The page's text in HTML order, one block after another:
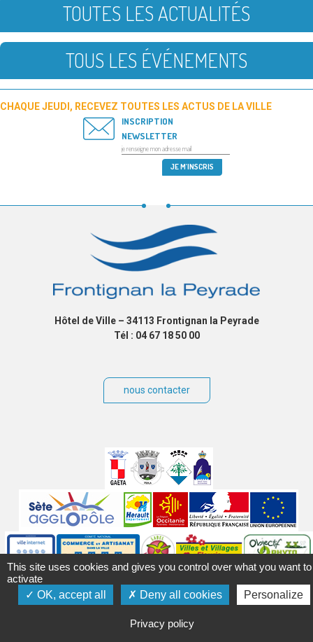
TOUTES LES ACTUALITÉS
TOUS LES ÉVÉNEMENTS
CHAQUE JEUDI, RECEVEZ TOUTES LES ACTUS DE LA VILLE
INSCRIPTION
NEWSLETTER
Hôtel de Ville – 34113 Frontignan la Peyrade
Tél : 04 67 18 50 00
nous contacter
partenaires
Labels
Autres
Accessibilité Plan du site
This site uses cookies and gives you control over what you want to
activate
OK, accept all
Deny all cookies Personalize
Privacy policy